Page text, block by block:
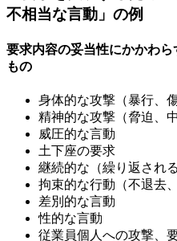
不相当な言動」の例
要求内容の妥当性にかかわ
もの
身体的な攻撃（暴行、傷
精神的な攻撃（脅迫、
威圧的な言動
土下座の要求
継続的な（繰り返され
拘束的な行動（不退去
差別的な言動
性的な言動
従業員個人への攻撃、